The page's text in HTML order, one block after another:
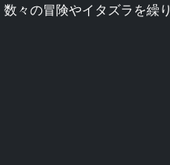
々の冒険やイタズラを繰り